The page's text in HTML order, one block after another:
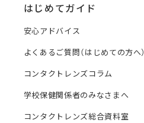
はじめてガイド
安心アドバイス
よくあるご質問（はじめての方へ）
コンタクトレンズコラム
学校保健関係者のみなさまへ
コンタクトレンズ総合資料室